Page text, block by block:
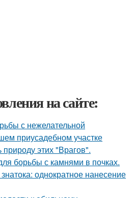
на сайте:
с нежелательной
приусадебном участке
этих "Врагов".
борьбы с камнями в почках.
однократное нанесение